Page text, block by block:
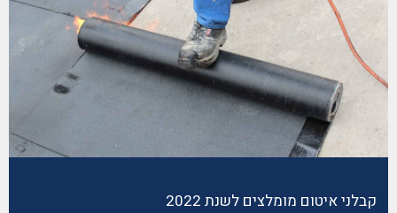
קבלני איטום מומלצים לשנת 2022